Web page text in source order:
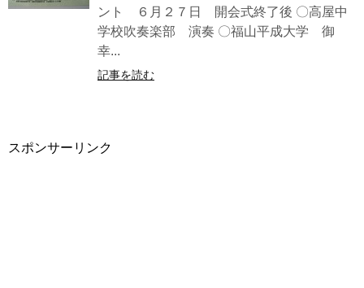
ント ６月２７日 開会式終了後 〇高屋中
学校吹奏楽部 演奏 〇福山平成大学 御
幸...
記事を読む
スポンサーリンク